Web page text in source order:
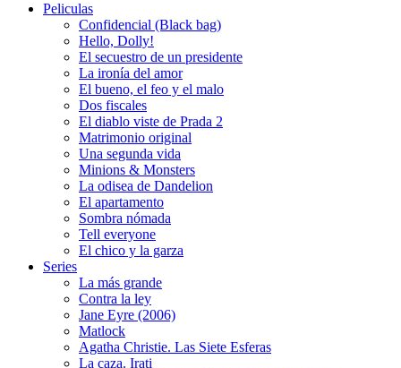
Peliculas
Confidencial (Black bag)
Hello, Dolly!
El secuestro de un presidente
La ironía del amor
El bueno, el feo y el malo
Dos fiscales
El diablo viste de Prada 2
Matrimonio original
Una segunda vida
Minions & Monsters
La odisea de Dandelion
El apartamento
Sombra nómada
Tell everyone
El chico y la garza
Series
La más grande
Contra la ley
Jane Eyre (2006)
Matlock
Agatha Christie. Las Siete Esferas
La caza. Irati